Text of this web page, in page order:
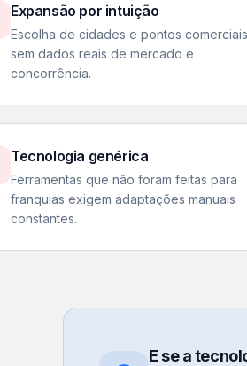
Expansão por intuição
Escolha de cidades e pontos comerciais
sem dados reais de mercado e
concorrência.
Tecnologia genérica
Ferramentas que não foram feitas para
franquias exigem adaptações manuais
constantes.
E se a